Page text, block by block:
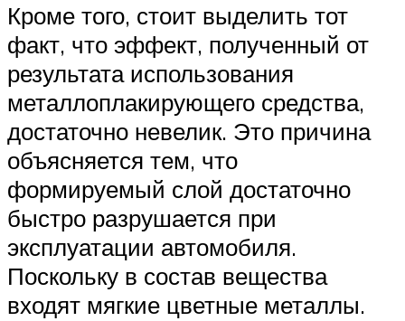
Кроме того, стоит выделить тот
факт, что эффект, полученный от
результата использования
металлоплакирующего средства,
достаточно невелик. Это причина
объясняется тем, что
формируемый слой достаточно
быстро разрушается при
эксплуатации автомобиля.
Поскольку в состав вещества
входят мягкие цветные металлы.